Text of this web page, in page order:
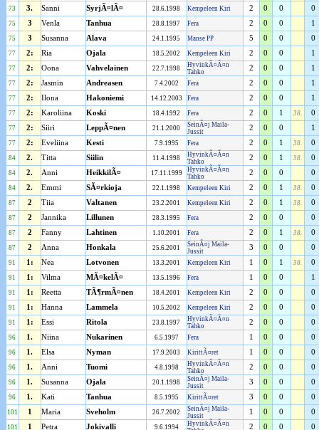
73 3. Sanni SyrjÃ¤lÃ¤ 28.6.1998 Kempeleen Kiri 2 0 0 0
75 3 Venla Tanhua 28.8.1997 Fera 2 0 0 1
75 3 Susanna Alava 24.1.1995 Manse PP 5 0 0 0
77 2: Ria Ojala 18.5.2002 Kempeleen Kiri 2 0 0 1
77 2: Oona Vahvelainen 22.7.1998
HyvinkÃ¤Ã¤n
Tahko
2 0 0 1
77 2: Jasmin Andreasen 7.4.2002 Fera 2 0 0 1
77 2: Ilona Hakoniemi 14.12.2003 Fera 2 0 0 1
77 2: Karoliina Koski 18.4.1992 Fera 2 0 1 38. 0
77 2: Siiri LeppÃ¤nen 21.1.2000
SeinÃ¤j Maila-
Jussit
2 0 0 1
77 2: Eveliina Kesti 7.9.1995 Fera 2 0 1 38. 0
84 2. Titta Siilin 11.4.1998
HyvinkÃ¤Ã¤n
Tahko
2 0 1 38. 0
84 2. Anni HeikkilÃ¤ 17.11.1999
HyvinkÃ¤Ã¤n
Tahko
2 0 0 0
84 2. Emmi SÃ¤rkioja 22.1.1998 Kempeleen Kiri 2 0 1 38. 0
87 2 Tiia Valtanen 23.2.2001 Kempeleen Kiri 2 0 1 38. 0
87 2 Jannika Lillunen 28.3.1995 Fera 2 0 0 0
87 2 Fanny Lahtinen 1.10.2001 Fera 2 0 1 38. 0
87 2 Anna Honkala 25.6.2001
SeinÃ¤j Maila-
Jussit
3 0 0 0
91 1: Nea Lotvonen 13.3.2001 Kempeleen Kiri 1 0 1 38. 0
91 1: Vilma MÃ¤kelÃ¤ 13.5.1996 Fera 1 0 0 1
91 1: Reetta TÃ¶rmÃ¤nen 18.4.2001 Kempeleen Kiri 2 0 0 0
91 1: Hanna Lammela 10.5.2002 Kempeleen Kiri 2 0 0 0
91 1: Essi Ritola 23.8.1997
HyvinkÃ¤Ã¤n
Tahko
2 0 0 0
96 1. Niina Nukarinen 6.5.1997 Fera 1 0 0 0
96 1. Elsa Nyman 17.9.2003 KirittÃ¤ret 1 0 0 0
96 1. Anni Tuomi 4.8.1998
HyvinkÃ¤Ã¤n
Tahko
2 0 0 0
96 1. Susanna Ojala 20.1.1998
SeinÃ¤j Maila-
Jussit
3 0 0 0
96 1. Kati Tanhua 8.5.1995 KirittÃ¤ret 3 0 0 0
101 1 Maria Sveholm 26.7.2002
SeinÃ¤j Maila-
Jussit
1 0 0 0
101 1 Petra Jokivalli 9.6.1994
HyvinkÃ¤Ã¤n
2 0 0 0